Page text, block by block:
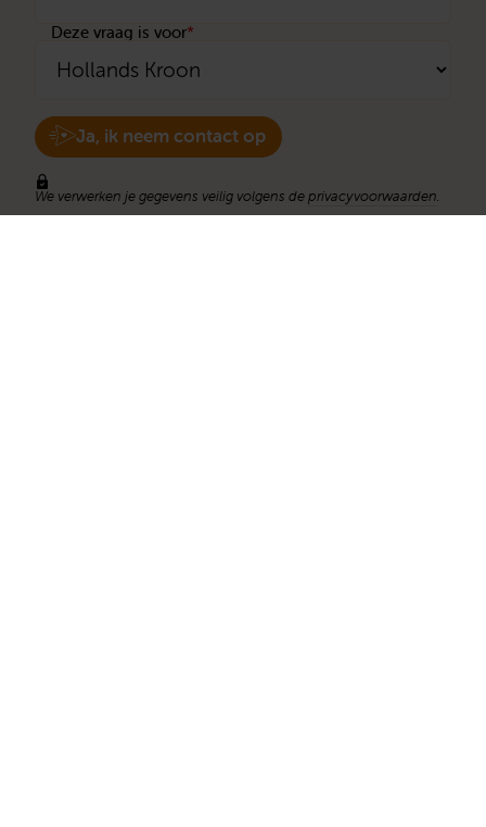
Deze vraag is voor*
Ja, ik neem contact op
We verwerken je gegevens veilig volgens deprivacyvoorwaarden.